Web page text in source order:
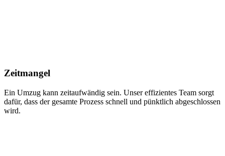
Zeitmangel
Ein Umzug kann zeitaufwändig sein. Unser effizientes Team sorgt
dafür, dass der gesamte Prozess schnell und pünktlich abgeschlossen
wird.